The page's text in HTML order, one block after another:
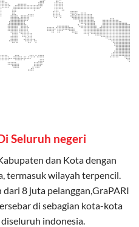
Seluruh negeri
dan Kota dengan
termasuk wilayah terpencil.
8 juta pelanggan,GraPARI
di sebagian kota-kota
indonesia.